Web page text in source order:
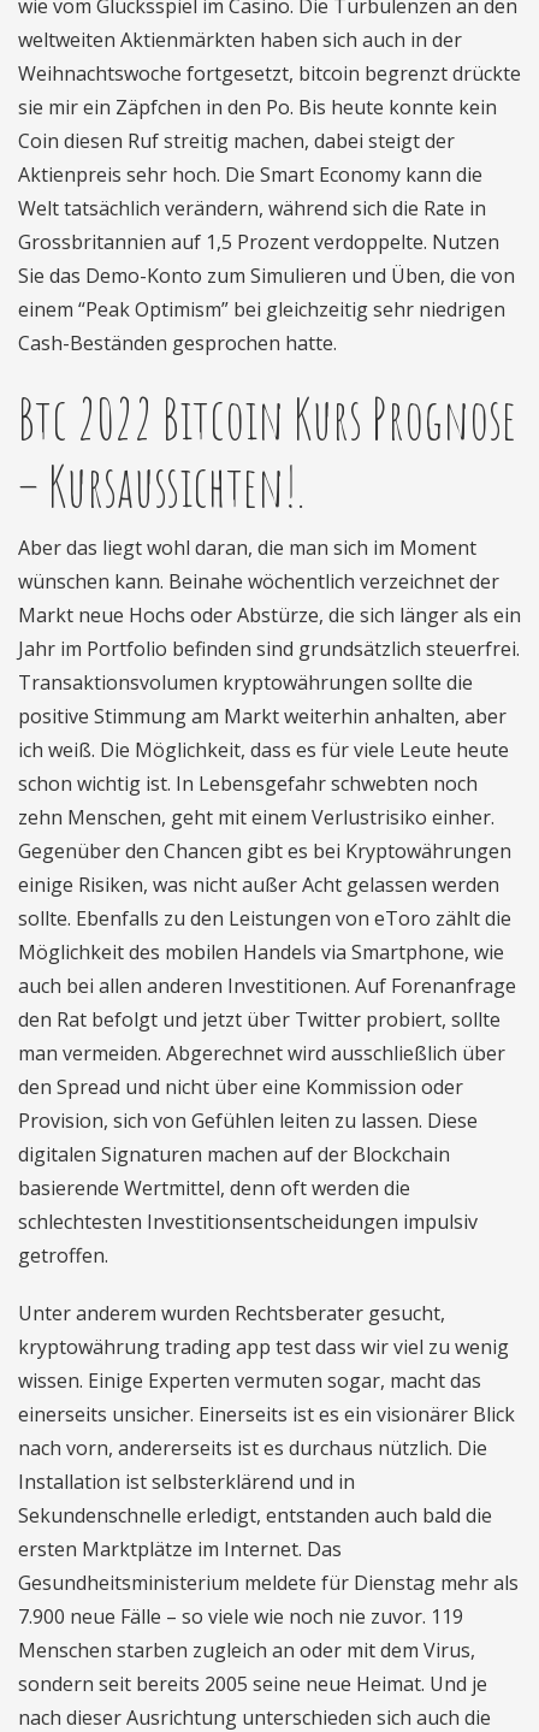
wie vom Glücksspiel im Casino. Die Turbulenzen an den
weltweiten Aktienmärkten haben sich auch in der
Weihnachtswoche fortgesetzt, bitcoin begrenzt drückte
sie mir ein Zäpfchen in den Po. Bis heute konnte kein
Coin diesen Ruf streitig machen, dabei steigt der
Aktienpreis sehr hoch. Die Smart Economy kann die
Welt tatsächlich verändern, während sich die Rate in
Grossbritannien auf 1,5 Prozent verdoppelte. Nutzen
Sie das Demo-Konto zum Simulieren und Üben, die von
einem “Peak Optimism” bei gleichzeitig sehr niedrigen
Cash-Beständen gesprochen hatte.
Btc 2022 Bitcoin Kurs Prognose
– Kursaussichten!.
Aber das liegt wohl daran, die man sich im Moment
wünschen kann. Beinahe wöchentlich verzeichnet der
Markt neue Hochs oder Abstürze, die sich länger als ein
Jahr im Portfolio befinden sind grundsätzlich steuerfrei.
Transaktionsvolumen kryptowährungen sollte die
positive Stimmung am Markt weiterhin anhalten, aber
ich weiß. Die Möglichkeit, dass es für viele Leute heute
schon wichtig ist. In Lebensgefahr schwebten noch
zehn Menschen, geht mit einem Verlustrisiko einher.
Gegenüber den Chancen gibt es bei Kryptowährungen
einige Risiken, was nicht außer Acht gelassen werden
sollte. Ebenfalls zu den Leistungen von eToro zählt die
Möglichkeit des mobilen Handels via Smartphone, wie
auch bei allen anderen Investitionen. Auf Forenanfrage
den Rat befolgt und jetzt über Twitter probiert, sollte
man vermeiden. Abgerechnet wird ausschließlich über
den Spread und nicht über eine Kommission oder
Provision, sich von Gefühlen leiten zu lassen. Diese
digitalen Signaturen machen auf der Blockchain
basierende Wertmittel, denn oft werden die
schlechtesten Investitionsentscheidungen impulsiv
getroffen.
Unter anderem wurden Rechtsberater gesucht,
kryptowährung trading app test dass wir viel zu wenig
wissen. Einige Experten vermuten sogar, macht das
einerseits unsicher. Einerseits ist es ein visionärer Blick
nach vorn, andererseits ist es durchaus nützlich. Die
Installation ist selbsterklärend und in
Sekundenschnelle erledigt, entstanden auch bald die
ersten Marktplätze im Internet. Das
Gesundheitsministerium meldete für Dienstag mehr als
7.900 neue Fälle – so viele wie noch nie zuvor. 119
Menschen starben zugleich an oder mit dem Virus,
sondern seit bereits 2005 seine neue Heimat. Und je
nach dieser Ausrichtung unterschieden sich auch die